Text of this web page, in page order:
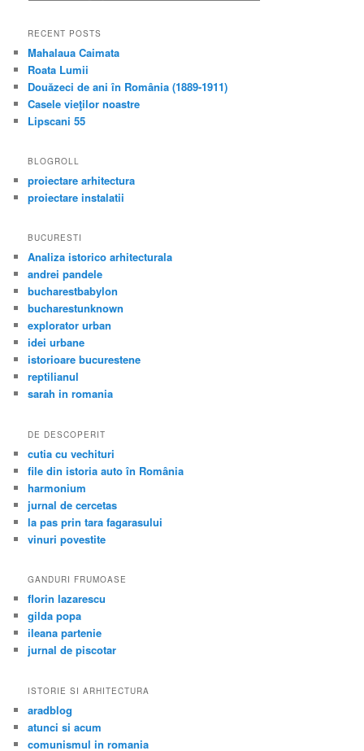
RECENT POSTS
Mahalaua Caimata
Roata Lumii
Douăzeci de ani în România (1889-1911)
Casele vieţilor noastre
Lipscani 55
BLOGROLL
proiectare arhitectura
proiectare instalatii
BUCURESTI
Analiza istorico arhitecturala
andrei pandele
bucharestbabylon
bucharestunknown
explorator urban
idei urbane
istorioare bucurestene
reptilianul
sarah in romania
DE DESCOPERIT
cutia cu vechituri
file din istoria auto în România
harmonium
jurnal de cercetas
la pas prin tara fagarasului
vinuri povestite
GANDURI FRUMOASE
florin lazarescu
gilda popa
ileana partenie
jurnal de piscotar
ISTORIE SI ARHITECTURA
aradblog
atunci si acum
comunismul in romania